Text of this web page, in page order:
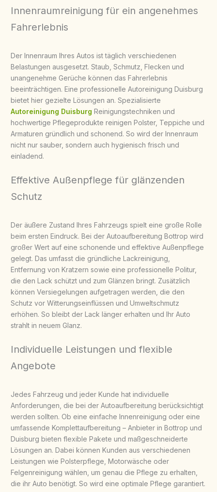
Innenraumreinigung für ein angenehmes
Fahrerlebnis
Der Innenraum Ihres Autos ist täglich verschiedenen
Belastungen ausgesetzt. Staub, Schmutz, Flecken und
unangenehme Gerüche können das Fahrerlebnis
beeinträchtigen. Eine professionelle Autoreinigung Duisburg
bietet hier gezielte Lösungen an. Spezialisierte
Autoreinigung Duisburg Reinigungstechniken und
hochwertige Pflegeprodukte reinigen Polster, Teppiche und
Armaturen gründlich und schonend. So wird der Innenraum
nicht nur sauber, sondern auch hygienisch frisch und
einladend.
Effektive Außenpflege für glänzenden
Schutz
Der äußere Zustand Ihres Fahrzeugs spielt eine große Rolle
beim ersten Eindruck. Bei der Autoaufbereitung Bottrop wird
großer Wert auf eine schonende und effektive Außenpflege
gelegt. Das umfasst die gründliche Lackreinigung,
Entfernung von Kratzern sowie eine professionelle Politur,
die den Lack schützt und zum Glänzen bringt. Zusätzlich
können Versiegelungen aufgetragen werden, die den
Schutz vor Witterungseinflüssen und Umweltschmutz
erhöhen. So bleibt der Lack länger erhalten und Ihr Auto
strahlt in neuem Glanz.
Individuelle Leistungen und flexible
Angebote
Jedes Fahrzeug und jeder Kunde hat individuelle
Anforderungen, die bei der Autoaufbereitung berücksichtigt
werden sollten. Ob eine einfache Innenreinigung oder eine
umfassende Komplettaufbereitung – Anbieter in Bottrop und
Duisburg bieten flexible Pakete und maßgeschneiderte
Lösungen an. Dabei können Kunden aus verschiedenen
Leistungen wie Polsterpflege, Motorwäsche oder
Felgenreinigung wählen, um genau die Pflege zu erhalten,
die ihr Auto benötigt. So wird eine optimale Pflege garantiert.